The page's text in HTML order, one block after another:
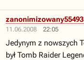
11.06.2008 22:05
Jedynym z nowszych
był Tomb Raider